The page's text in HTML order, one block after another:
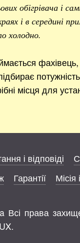
обігрівача і
і в середині
холодно.
фахівець,
потужність
місця для
і відповіді
Гарантії Місія
права